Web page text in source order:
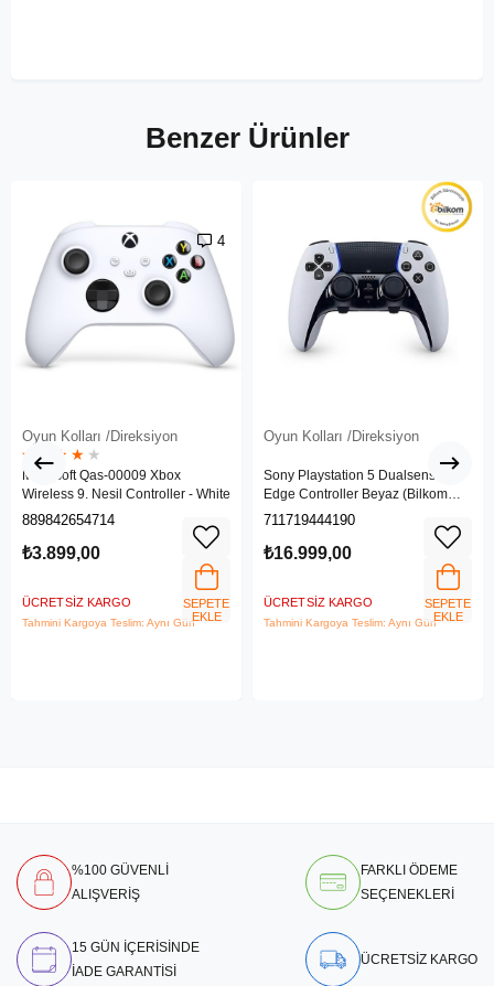
Benzer Ürünler
Oyun Kolları /Direksiyon
★ ★ ★ ★ ★
Microsoft Qas-00009 Xbox
Wireless 9. Nesil Controller - White
4
889842654714
₺3.899,00
ÜCRETSIZ KARGO
Tahmini Kargoya Teslim: Aynı Gün
SEPETE
EKLE
Oyun Kolları /Direksiyon
Sony Playstation 5 Dualsense
Edge Controller Beyaz (Bilkom
Garantili)
711719444190
₺16.999,00
ÜCRETSIZ KARGO
Tahmini Kargoya Teslim: Aynı Gün
SEPETE
EKLE
%100 GÜVENLİ
ALIŞVERİŞ
FARKLI ÖDEME
SEÇENEKLERİ
15 GÜN İÇERİSİNDE
İADE GARANTİSİ
ÜCRETSİZ KARGO